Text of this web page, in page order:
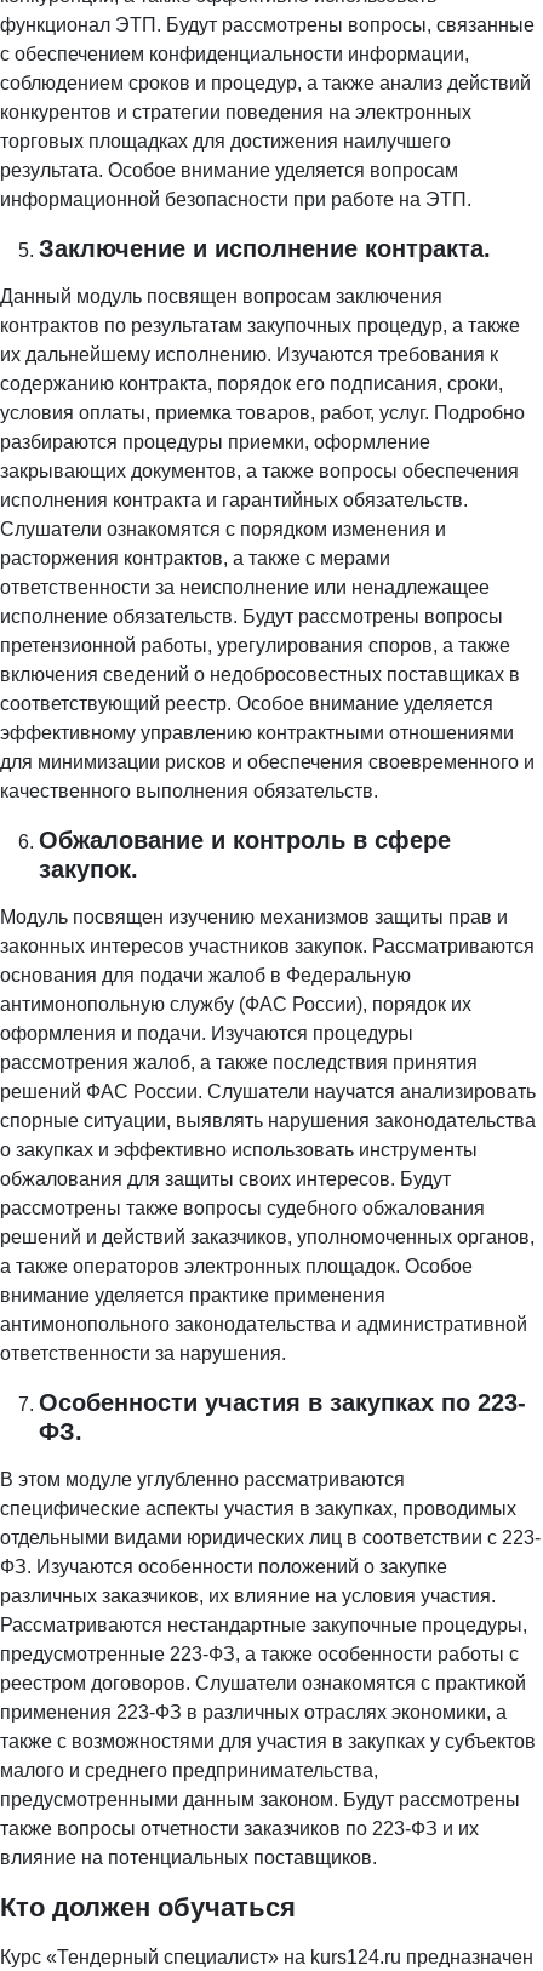
функционал ЭТП. Будут рассмотрены вопросы, связанные
с обеспечением конфиденциальности информации,
соблюдением сроков и процедур, а также анализ действий
конкурентов и стратегии поведения на электронных
торговых площадках для достижения наилучшего
результата. Особое внимание уделяется вопросам
информационной безопасности при работе на ЭТП.
Заключение и исполнение контракта.
Данный модуль посвящен вопросам заключения
контрактов по результатам закупочных процедур, а также
их дальнейшему исполнению. Изучаются требования к
содержанию контракта, порядок его подписания, сроки,
условия оплаты, приемка товаров, работ, услуг. Подробно
разбираются процедуры приемки, оформление
закрывающих документов, а также вопросы обеспечения
исполнения контракта и гарантийных обязательств.
Слушатели ознакомятся с порядком изменения и
расторжения контрактов, а также с мерами
ответственности за неисполнение или ненадлежащее
исполнение обязательств. Будут рассмотрены вопросы
претензионной работы, урегулирования споров, а также
включения сведений о недобросовестных поставщиках в
соответствующий реестр. Особое внимание уделяется
эффективному управлению контрактными отношениями
для минимизации рисков и обеспечения своевременного и
качественного выполнения обязательств.
Обжалование и контроль в сфере
закупок.
Модуль посвящен изучению механизмов защиты прав и
законных интересов участников закупок. Рассматриваются
основания для подачи жалоб в Федеральную
антимонопольную службу (ФАС России), порядок их
оформления и подачи. Изучаются процедуры
рассмотрения жалоб, а также последствия принятия
решений ФАС России. Слушатели научатся анализировать
спорные ситуации, выявлять нарушения законодательства
о закупках и эффективно использовать инструменты
обжалования для защиты своих интересов. Будут
рассмотрены также вопросы судебного обжалования
решений и действий заказчиков, уполномоченных органов,
а также операторов электронных площадок. Особое
внимание уделяется практике применения
антимонопольного законодательства и административной
ответственности за нарушения.
Особенности участия в закупках по 223-
ФЗ.
В этом модуле углубленно рассматриваются
специфические аспекты участия в закупках, проводимых
отдельными видами юридических лиц в соответствии с 223-
ФЗ. Изучаются особенности положений о закупке
различных заказчиков, их влияние на условия участия.
Рассматриваются нестандартные закупочные процедуры,
предусмотренные 223-ФЗ, а также особенности работы с
реестром договоров. Слушатели ознакомятся с практикой
применения 223-ФЗ в различных отраслях экономики, а
также с возможностями для участия в закупках у субъектов
малого и среднего предпринимательства,
предусмотренными данным законом. Будут рассмотрены
также вопросы отчетности заказчиков по 223-ФЗ и их
влияние на потенциальных поставщиков.
Кто должен обучаться
Курс «Тендерный специалист» на kurs124.ru предназначен